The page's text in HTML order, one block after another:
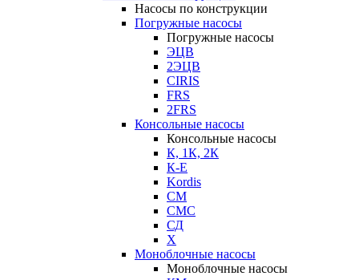
Насосы по конструкции
Погружные насосы
Погружные насосы
ЭЦВ
2ЭЦВ
CIRIS
FRS
2FRS
Консольные насосы
Консольные насосы
К, 1К, 2К
К-Е
Kordis
СМ
СМС
СД
Х
Моноблочные насосы
Моноблочные насосы